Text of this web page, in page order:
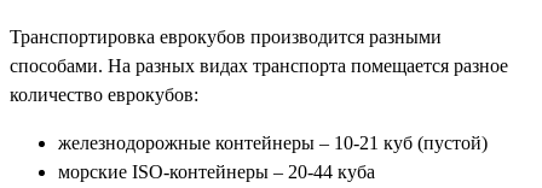
Транспортировка еврокубов производится разными
способами. На разных видах транспорта помещается разное
количество еврокубов:
железнодорожные контейнеры – 10-21 куб (пустой)
морские ISO-контейнеры – 20-44 куба